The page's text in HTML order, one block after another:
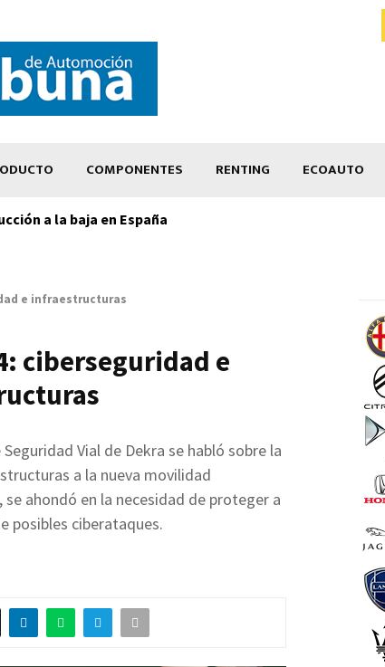
COMPONENTES RENTING ECOAUTO
a la baja en España
e infraestructuras
ciberseguridad e
Vial de Dekra se habló sobre la
a la nueva movilidad
ahondó en la necesidad de proteger a
posibles ciberataques.